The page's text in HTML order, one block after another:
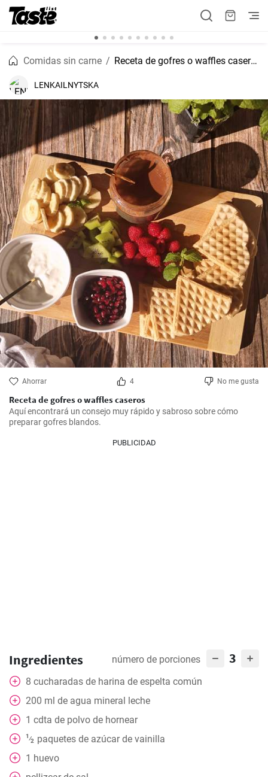
Comidas sin carne Receta de gofres o waffles caseros
LENKAILNYTSKA
Ahorrar 4 No me gusta
Receta de gofres o waffles caseros
Aquí encontrará un consejo muy rápido y sabroso sobre cómo
preparar gofres blandos.
PUBLICIDAD
Ingredientes número de porciones 3
8 cucharadas de harina de espelta común
200 ml de agua mineral leche
1 cdta de polvo de hornear
1⁄2 paquetes de azúcar de vainilla
1 huevo